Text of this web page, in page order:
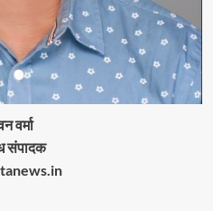
वर्मा
संपादक